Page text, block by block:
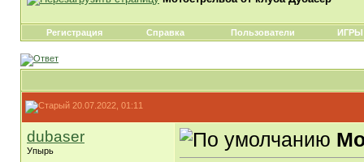
Регистрация Справка Пользователи ИГРЫ
20.07.2022, 01:11
dubaser
Упырь